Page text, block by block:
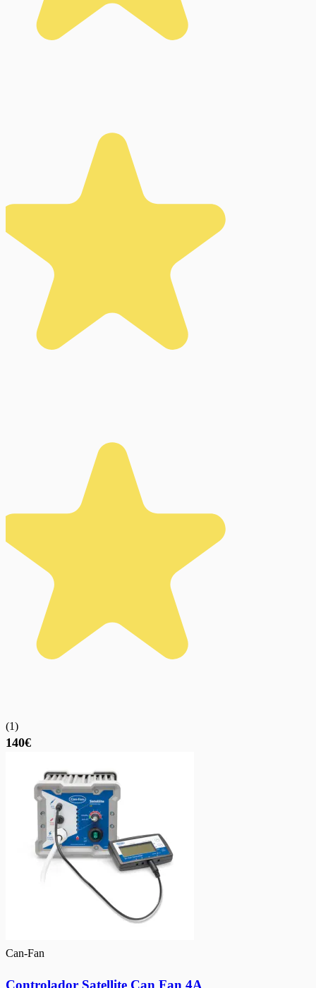
(1)
140€
Can-Fan
Controlador Satellite Can Fan 4A